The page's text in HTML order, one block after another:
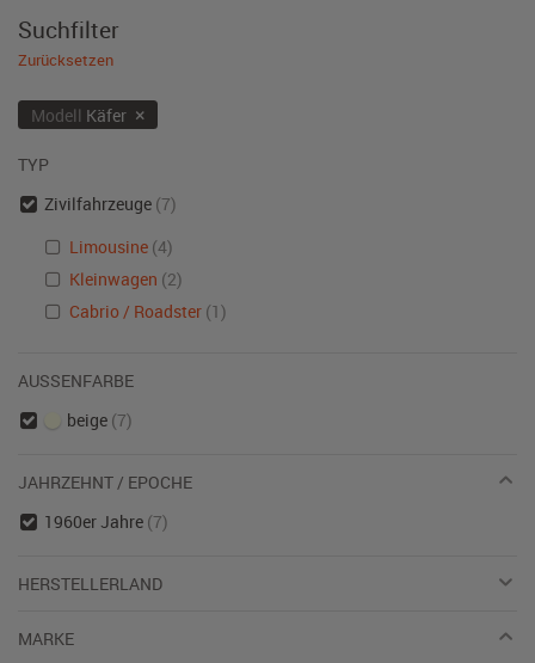
Suchfilter
Zurücksetzen
Modell Käfer ×
TYP
Zivilfahrzeuge (7)
Limousine (4)
Kleinwagen (2)
Cabrio / Roadster (1)
AUSSENFARBE
beige (7)
JAHRZEHNT / EPOCHE
1960er Jahre (7)
HERSTELLERLAND
MARKE